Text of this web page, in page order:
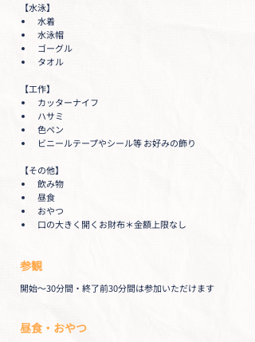
【水泳】
水着
水泳帽
ゴーグル
タオル
【工作】
カッターナイフ
ハサミ
色ペン
ビニールテープやシール等 お好みの飾り
【その他】
飲み物
昼食
おやつ
口の大きく開くお財布＊金額上限なし
参観
開始～30分間・終了前30分間は参加いただけます
昼食・おやつ